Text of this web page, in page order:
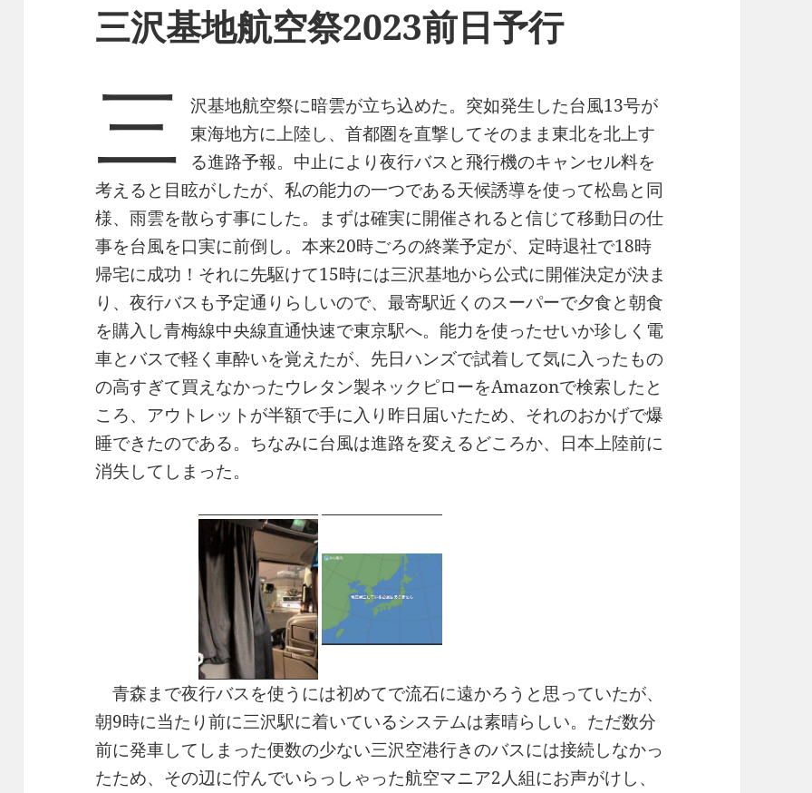
三沢基地航空祭2023前日予行
三 沢基地航空祭に暗雲が立ち込めた。突如発生した台風13号が
東海地方に上陸し、首都圏を直撃してそのまま東北を北上す
る進路予報。中止により夜行バスと飛行機のキャンセル料を
考えると目眩がしたが、私の能力の一つである天候誘導を使って松島と同
様、雨雲を散らす事にした。まずは確実に開催されると信じて移動日の仕
事を台風を口実に前倒し。本来20時ごろの終業予定が、定時退社で18時
帰宅に成功！それに先駆けて15時には三沢基地から公式に開催決定が決ま
り、夜行バスも予定通りらしいので、最寄駅近くのスーパーで夕食と朝食
を購入し青梅線中央線直通快速で東京駅へ。能力を使ったせいか珍しく電
車とバスで軽く車酔いを覚えたが、先日ハンズで試着して気に入ったもの
の高すぎて買えなかったウレタン製ネックピローをAmazonで検索したと
ころ、アウトレットが半額で手に入り昨日届いたため、それのおかげで爆
睡できたのである。ちなみに台風は進路を変えるどころか、日本上陸前に
消失してしまった。
青森まで夜行バスを使うには初めてで流石に遠かろうと思っていたが、
朝9時に当たり前に三沢駅に着いているシステムは素晴らしい。ただ数分
前に発車してしまった便数の少ない三沢空港行きのバスには接続しなかっ
たため、その辺に佇んでいらっしゃった航空マニア2人組にお声がけし、